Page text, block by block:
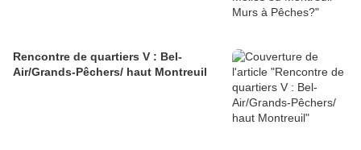
Rencontre de quartiers V : Bel-
Air/Grands-Pêchers/ haut Montreuil